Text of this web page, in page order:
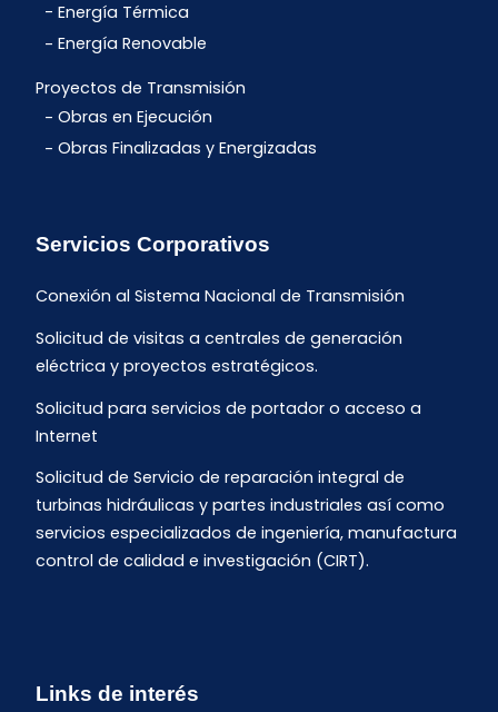
Energía Térmica
Energía Renovable
Proyectos de Transmisión
Obras en Ejecución
Obras Finalizadas y Energizadas
Servicios Corporativos
Conexión al Sistema Nacional de Transmisión
Solicitud de visitas a centrales de generación
eléctrica y proyectos estratégicos.
Solicitud para servicios de portador o acceso a
Internet
Solicitud de Servicio de reparación integral de
turbinas hidráulicas y partes industriales así como
servicios especializados de ingeniería, manufactura
control de calidad e investigación (CIRT).
Links de interés